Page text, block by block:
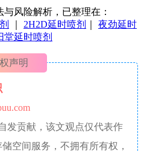
风险解析，已整理在：
2H2D延时喷剂
夜劲延时
堂延时喷剂
声明
发贡献，该文观点仅代表作
空间服务，不拥有所有权，